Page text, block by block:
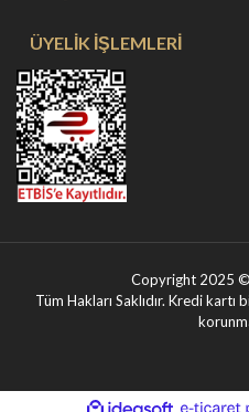
ÜYELİK İŞLEMLERİ
Copyright 2025
Tüm Hakları Saklıdır. Kredi
ideasoft